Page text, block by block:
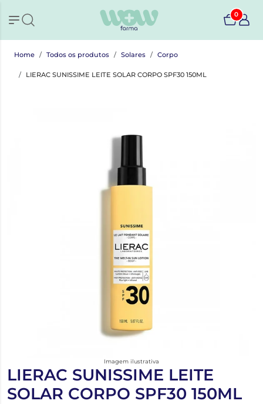
0
Home Todos os produtos Solares Corpo
LIERAC SUNISSIME LEITE SOLAR CORPO SPF30 150ML
Imagem ilustrativa
LIERAC SUNISSIME LEITE
SOLAR CORPO SPF30 150ML